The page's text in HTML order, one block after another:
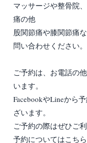
マッサージや整骨院
痛の他
股関節痛や膝関節痛
問い合わせください。
ご予約は、お電話の
います。
FacebookやLineから
ざいます。
ご予約の際はぜひご利
予約についてはこち